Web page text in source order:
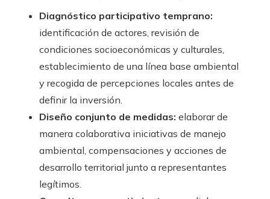
Diagnóstico participativo temprano:
identificación de actores, revisión de
condiciones socioeconómicas y culturales,
establecimiento de una línea base ambiental
y recogida de percepciones locales antes de
definir la inversión.
Diseño conjunto de medidas: elaborar de
manera colaborativa iniciativas de manejo
ambiental, compensaciones y acciones de
desarrollo territorial junto a representantes
legítimos.